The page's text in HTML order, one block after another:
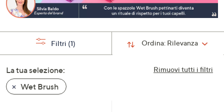
scorri
a
sinistra
a
destra
sui
dispositivi
Ordina: Rilevanza
Filtri (1)
Rimuovi tutti i filtri
La tua selezione:
Wet Brush